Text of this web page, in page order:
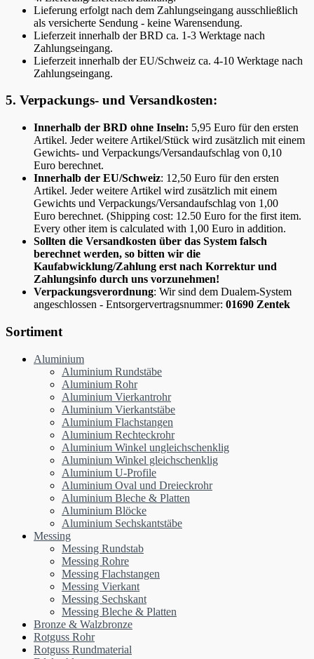
Lieferung erfolgt nach dem Zahlungseingang ausschließlich
als versicherte Sendung - keine Warensendung.
Lieferzeit innerhalb der BRD ca. 1-3 Werktage nach
Zahlungseingang.
Lieferzeit innerhalb der EU/Schweiz ca. 4-10 Werktage nach
Zahlungseingang.
5. Verpackungs- und Versandkosten:
Innerhalb der BRD ohne Inseln: 5,95 Euro für den ersten
Artikel. Jeder weitere Artikel/Stück wird zusätzlich mit einem
Gewichts- und Verpackungs/Versandaufschlag von 0,10
Euro berechnet.
Innerhalb der EU/Schweiz: 12,50 Euro für den ersten
Artikel. Jeder weitere Artikel wird zusätzlich mit einem
Gewichts und Verpackungs/Versandaufschlag von 1,00
Euro berechnet. (Shipping cost: 12.50 Euro for the first item.
Every other item is calculated with 1,00 Euro in addition.
Sollten die Versandkosten über das System falsch
berechnet werden, so bitten wir die
Kaufabwicklung/Zahlung erst nach Korrektur und
Zahlungsinfo durch uns vorzunehmen!
Verpackungsverordnung: Wir sind dem Dualem-System
angeschlossen - Entsorgervertragsnummer: 01690 Zentek
Sortiment
Aluminium
Aluminium Rundstäbe
Aluminium Rohr
Aluminium Vierkantrohr
Aluminium Vierkantstäbe
Aluminium Flachstangen
Aluminium Rechteckrohr
Aluminium Winkel ungleichschenklig
Aluminium Winkel gleichschenklig
Aluminium U-Profile
Aluminium Oval und Dreieckrohr
Aluminium Bleche & Platten
Aluminium Blöcke
Aluminium Sechskantstäbe
Messing
Messing Rundstab
Messing Rohre
Messing Flachstangen
Messing Vierkant
Messing Sechskant
Messing Bleche & Platten
Bronze & Walzbronze
Rotguss Rohr
Rotguss Rundmaterial